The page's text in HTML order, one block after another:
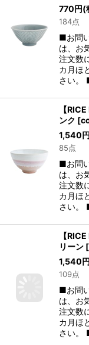
770円(
184点
■お問
は、お
注文数
カ月ほ
さい。
【
ンク [
1,540円
85点
■お問
は、お
注文数
カ月ほ
さい。
【
リーン [
1,540円
109点
■お問
は、お
注文数
カ月ほ
さい。